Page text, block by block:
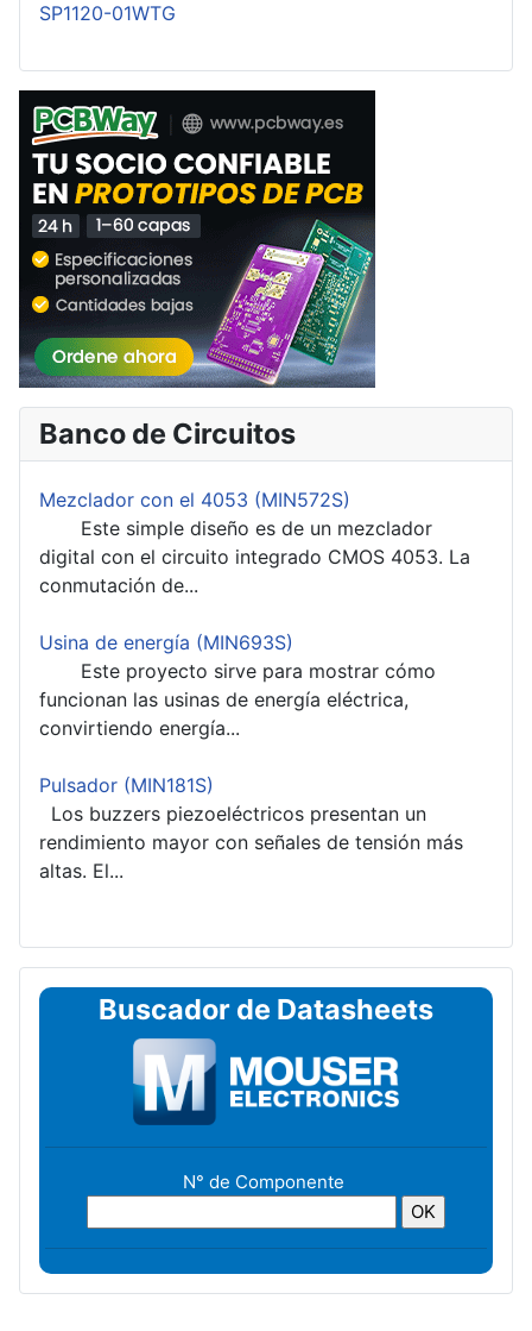
SP1120-01WTG
Banco de Circuitos
Mezclador con el 4053 (MIN572S)
Este simple diseño es de un mezclador
digital con el circuito integrado CMOS 4053. La
conmutación de...
Usina de energía (MIN693S)
Este proyecto sirve para mostrar cómo
funcionan las usinas de energía eléctrica,
convirtiendo energía...
Pulsador (MIN181S)
Los buzzers piezoeléctricos presentan un
rendimiento mayor con señales de tensión más
altas. El...
Buscador de Datasheets
N° de Componente